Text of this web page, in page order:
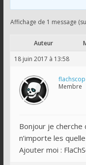
Call
Affichage de 1 message
Auteur
18 juin 2017 à 13:58
flachscop
Membre
Bonjour je
n’importe les
Ajouter moi :